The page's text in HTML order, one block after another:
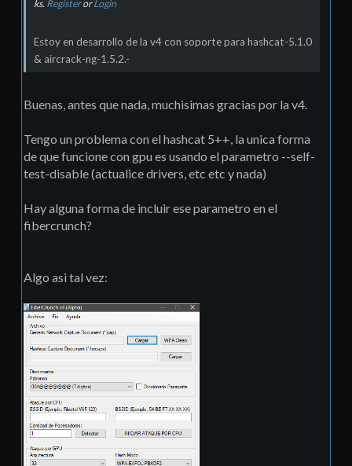
ks. RegisterorLogin
Estoy en desarrollo de la v4 con soporte para hashcat-5.1.0
& aircrack-ng-1.5.2.-
Buenas, antes que nada, muchisimas gracias por la v4.
Tengo un problema con el hashcat 5++, la unica forma
de que funcione con gpu es usando el parametro --self-
test-disable (actualice drivers, etc etc y nada)
Hay alguna forma de incluir ese parametro en el
fibercrunch?
Algo asi tal vez: